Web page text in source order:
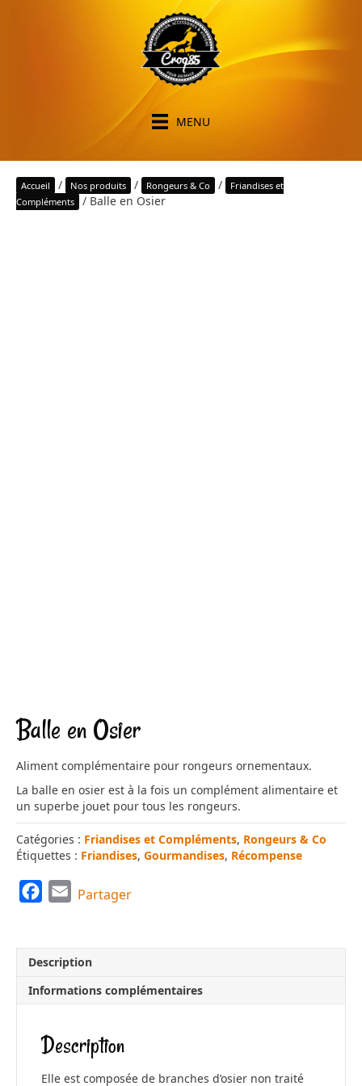
MENU
Accueil / Nos produits / Rongeurs & Co /
Friandises et
Compléments
/ Balle en Osier
Balle en Osier
Aliment complémentaire pour rongeurs ornementaux.
La balle en osier est à la fois un complément alimentaire et
un superbe jouet pour tous les rongeurs.
Catégories : Friandises et Compléments, Rongeurs & Co
Étiquettes : Friandises, Gourmandises, Récompense
e
b
o
k
i
Partager
Description
Informations complémentaires
Description
Elle est composée de branches d’osier non traité